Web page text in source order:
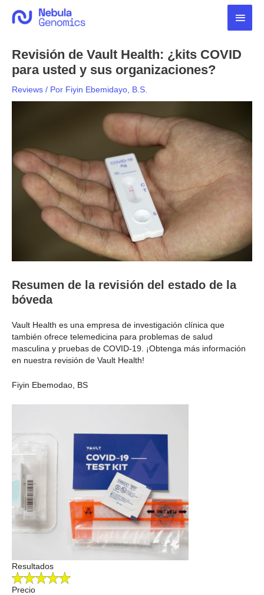
Revisión de Vault Health: ¿kits COVID
para usted y sus organizaciones?
Reviews / Por Fiyin Ebemidayo, B.S.
Resumen de la revisión del estado de la
bóveda
Vault Health es una empresa de investigación clínica que
también ofrece telemedicina para problemas de salud
masculina y pruebas de COVID-19. ¡Obtenga más información
en nuestra revisión de Vault Health!
Fiyin Ebemodao, BS
Resultados
Precio